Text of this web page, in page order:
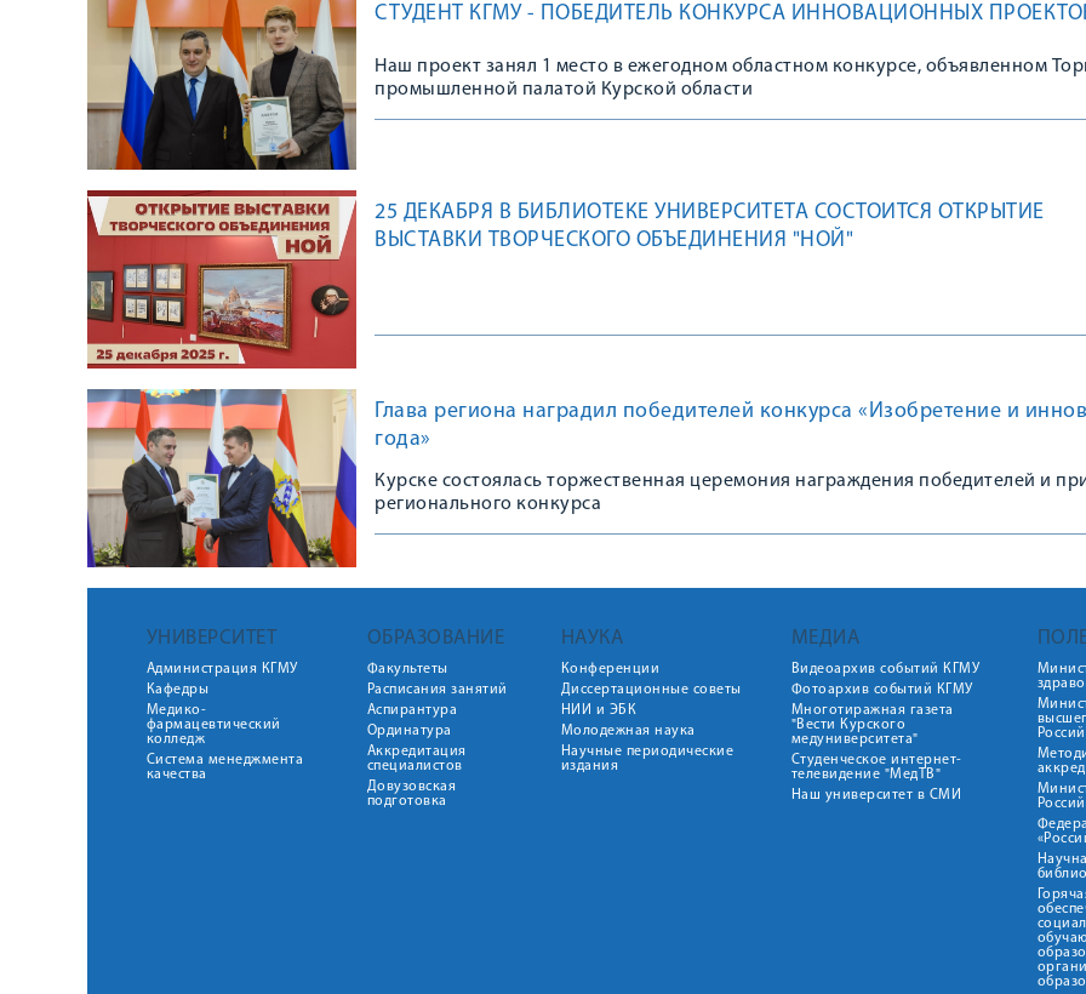
СТУДЕНТ КГМУ - ПОБЕДИТЕЛЬ КОНКУРСА ИННОВАЦИОННЫХ
Наш проект занял 1 место в ежегодном областном конкурсе, объявленном
промышленной палатой Курской области
25 ДЕКАБРЯ В БИБЛИОТЕКЕ УНИВЕРСИТЕТА СОСТОИТСЯ ОТКРЫТИЕ
ВЫСТАВКИ ТВОРЧЕСКОГО ОБЪЕДИНЕНИЯ "НОЙ"
Глава региона наградил победителей конкурса «Изобретение и
года»
Курске состоялась торжественная церемония награждения победителей и
регионального конкурса
УНИВЕРСИТЕТ
Администрация КГМУ
Кафедры
Медико-
фармацевтический
колледж
Система менеджмента
качества
ОБРАЗОВАНИЕ
Факультеты
Расписания занятий
Аспирантура
Ординатура
Аккредитация
специалистов
Довузовская
подготовка
НАУКА
Конференции
Диссертационные советы
НИИ и ЭБК
Молодежная наука
Научные периодические
издания
МЕДИА
Видеоархив событий КГМУ
Фотоархив событий КГМУ
Многотиражная газета
"Вести Курского
медуниверситета"
Студенческое интернет-
телевидение "МедТВ"
Наш университет в СМИ